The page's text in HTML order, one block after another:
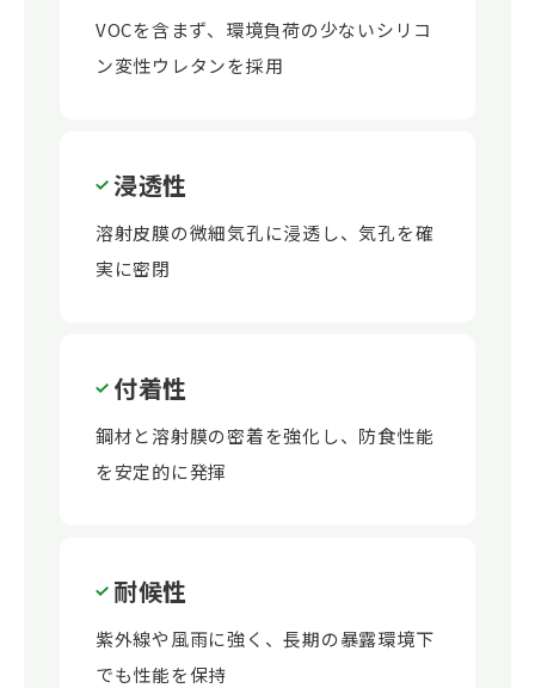
VOCを含まず、環境負荷の少ないシリコ
ン変性ウレタンを採用
浸透性
溶射皮膜の微細気孔に浸透し、気孔を確
実に密閉
付着性
鋼材と溶射膜の密着を強化し、防食性能
を安定的に発揮
耐候性
紫外線や風雨に強く、長期の暴露環境下
でも性能を保持